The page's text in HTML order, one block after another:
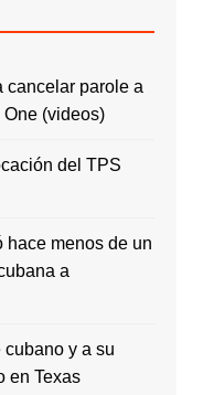
cancelar parole a
(videos)
del TPS
menos de un
a
y a su
en Texas